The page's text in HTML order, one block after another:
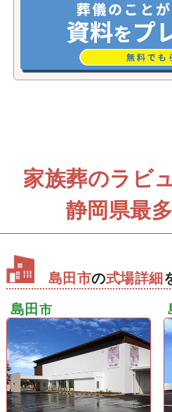
家族葬のラビ
静岡県最多
島田市の式場詳細
島田 市